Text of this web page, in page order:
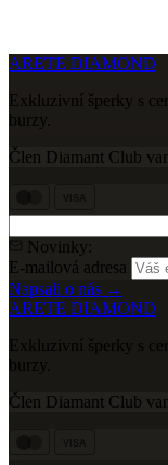
ARETE DIAMOND
Exkluzivní šperky s
burzy.
Člen Diamant Club
Novinky:
E-mailová adresa
Napsali o nás →
ARETE DIAMOND
Exkluzivní šperky s
burzy.
Člen Diamant Club